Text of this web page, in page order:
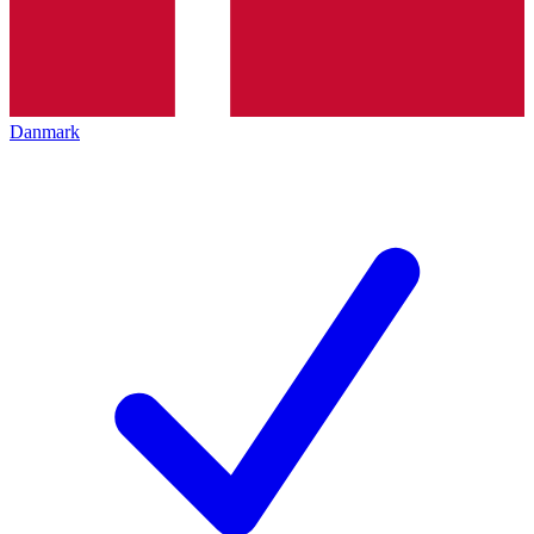
Danmark